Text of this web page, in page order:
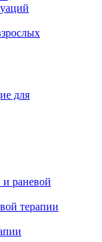
для
и раневой
терапии